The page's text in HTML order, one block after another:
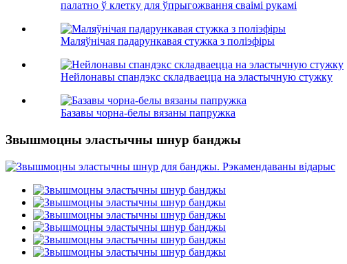
палатно ў клетку для ўпрыгожвання сваімі рукамі
Маляўнічая падарункавая стужка з поліэфіры
Нейлонавы спандэкс складваецца на эластычную стужку
Базавы чорна-белы вязаны папружка
Звышмоцны эластычны шнур банджы